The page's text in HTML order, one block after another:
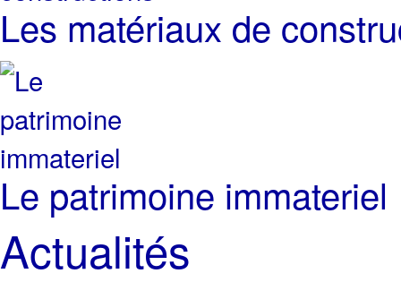
Les matériaux de
Le patrimoine immateriel
Actualités